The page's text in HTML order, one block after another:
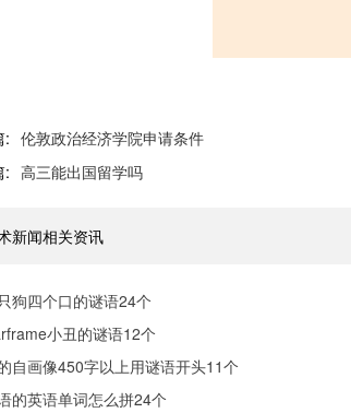
: 伦敦政治经济学院申请条件
: 高三能出国留学吗
新闻相关资讯
狗四个口的谜语24个
小丑的谜语12个
自画像450字以上用谜语开头11个
的英语单词怎么拼24个